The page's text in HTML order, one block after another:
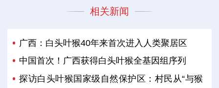
相关新闻
广西：白头叶猴40年来首次进入人类聚居区
中国首次！广西获得白头叶猴全基因组序列
探访白头叶猴国家级自然保护区：村民从“与猴